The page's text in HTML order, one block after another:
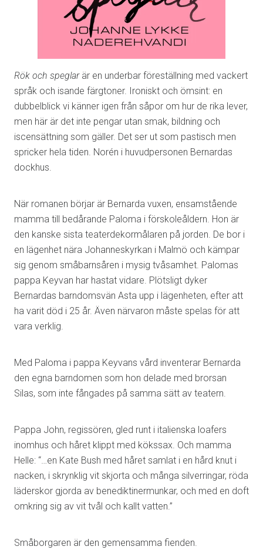
Rök och speglar är en underbar föreställning med vackert
språk och isande färgtoner. Ironiskt och ömsint: en
dubbelblick vi känner igen från såpor om hur de rika lever,
men här är det inte pengar utan smak, bildning och
iscensättning som gäller. Det ser ut som pastisch men
spricker hela tiden. Norén i huvudpersonen Bernardas
dockhus.
När romanen börjar är Bernarda vuxen, ensamstående
mamma till bedårande Paloma i förskoleåldern. Hon är
den kanske sista teaterdekormålaren på jorden. De bor i
en lägenhet nära Johanneskyrkan i Malmö och kämpar
sig genom småbarnsåren i mysig tvåsamhet. Palomas
pappa Keyvan har hastat vidare. Plötsligt dyker
Bernardas barndomsvän Asta upp i lägenheten, efter att
ha varit död i 25 år. Även närvaron måste spelas för att
vara verklig.
Med Paloma i pappa Keyvans vård inventerar Bernarda
den egna barndomen som hon delade med brorsan
Silas, som inte fångades på samma sätt av teatern.
Pappa John, regissören, gled runt i italienska loafers
inomhus och håret klippt med kökssax. Och mamma
Helle: “…en Kate Bush med håret samlat i en hård knut i
nacken, i skrynklig vit skjorta och många silverringar, röda
läderskor gjorda av benediktinermunkar, och med en doft
omkring sig av vit tvål och kallt vatten.”
Småborgaren är den gemensamma fienden.